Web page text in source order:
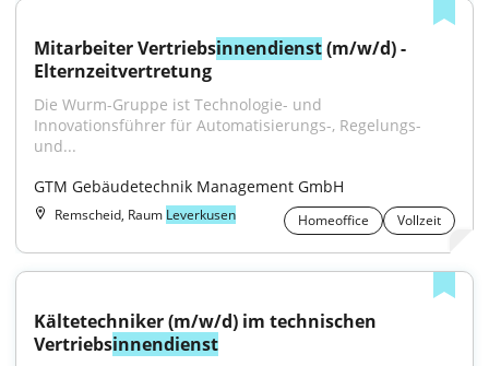
Mitarbeiter Vertriebsinnendienst (m/w/d) -
Elternzeitvertretung
Die Wurm-Gruppe ist Technologie- und
Innovationsführer für Automatisierungs-, Regelungs-
und...
GTM Gebäudetechnik Management GmbH
Remscheid, Raum Leverkusen Homeoffice Vollzeit
Kältetechniker (m/w/d) im technischen
Vertriebsinnendienst